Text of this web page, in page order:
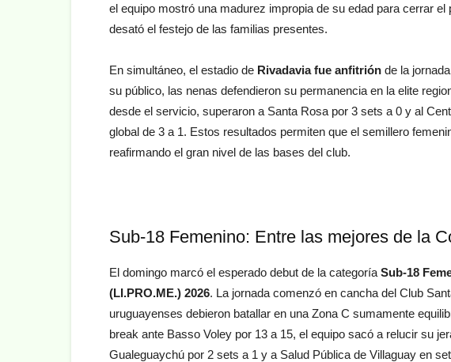
el equipo mostró una madurez impropia de su edad para cerrar el
desató el festejo de las familias presentes.
En simultáneo, el estadio de Rivadavia fue anfitrión de la
su público, las nenas defendieron su permanencia en la elite
desde el servicio, superaron a Santa Rosa por 3 sets a 0 y al
global de 3 a 1. Estos resultados permiten que el semillero
reafirmando el gran nivel de las bases del club.
Sub-18 Femenino: Entre las mejores de la
El domingo marcó el esperado debut de la categoría Sub-18
(LI.PRO.ME.) 2026. La jornada comenzó en cancha del Club
uruguayenses debieron batallar en una Zona C sumamente
break ante Basso Voley por 13 a 15, el equipo sacó a relucir su
Gualeguaychú por 2 sets a 1 y a Salud Pública de Villaguay en